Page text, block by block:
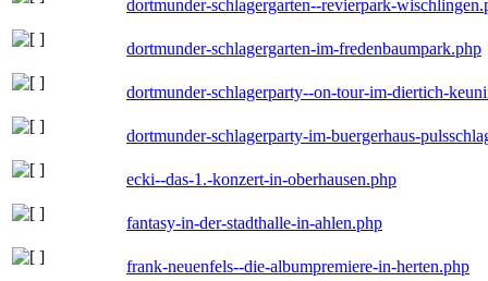
dortmunder-schlagergarten--revierpark-
dortmunder-schlagergarten-im-fredenbaumpark.php
dortmunder-schlagerparty--on-tour-im-diertich-
dortmunder-schlagerparty-im-buergerhaus-
ecki--das-1.-konzert-in-oberhausen.php
fantasy-in-der-stadthalle-in-ahlen.php
frank-neuenfels--die-albumpremiere-in-herten.php